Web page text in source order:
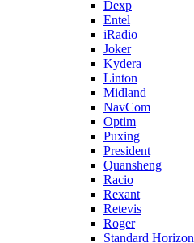
Dexp
Entel
iRadio
Joker
Kydera
Linton
Midland
NavCom
Optim
Puxing
President
Quansheng
Racio
Rexant
Retevis
Roger
Standard Horizon